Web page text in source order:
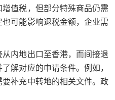
值税，但部分特殊商品仍需
可能影响退税金额，企业需
内地出口至香港，而间接退
解对应的申请条件。例如，
补充中转地的相关文件。政